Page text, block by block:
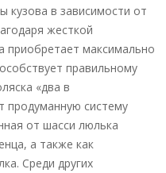
кузова в зависимости от
жесткой
приобретает максимально
правильному
«два в
продуманную систему
от шасси люлька
а также как
Среди других